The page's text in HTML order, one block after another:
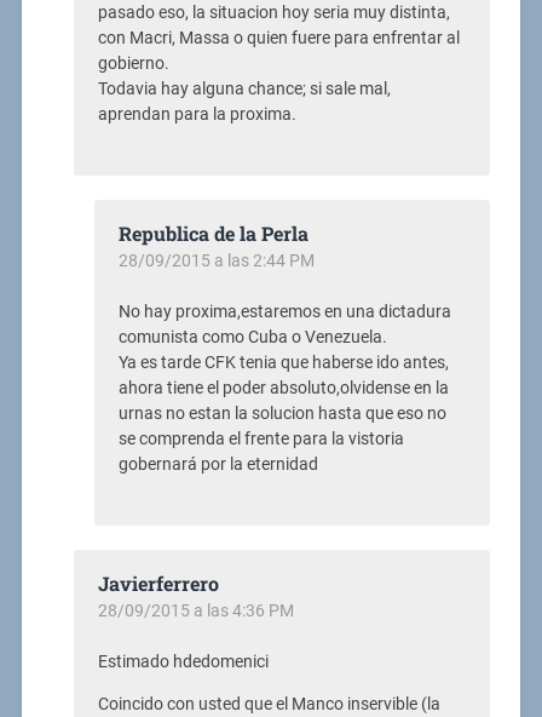
pasado eso, la situacion hoy seria muy distinta,
con Macri, Massa o quien fuere para enfrentar al
gobierno.
Todavia hay alguna chance; si sale mal,
aprendan para la proxima.
Republica de la Perla
28/09/2015 a las 2:44 PM
No hay proxima,estaremos en una dictadura
comunista como Cuba o Venezuela.
Ya es tarde CFK tenia que haberse ido antes,
ahora tiene el poder absoluto,olvidense en la
urnas no estan la solucion hasta que eso no
se comprenda el frente para la vistoria
gobernará por la eternidad
Javierferrero
28/09/2015 a las 4:36 PM
Estimado hdedomenici
Coincido con usted que el Manco inservible (la